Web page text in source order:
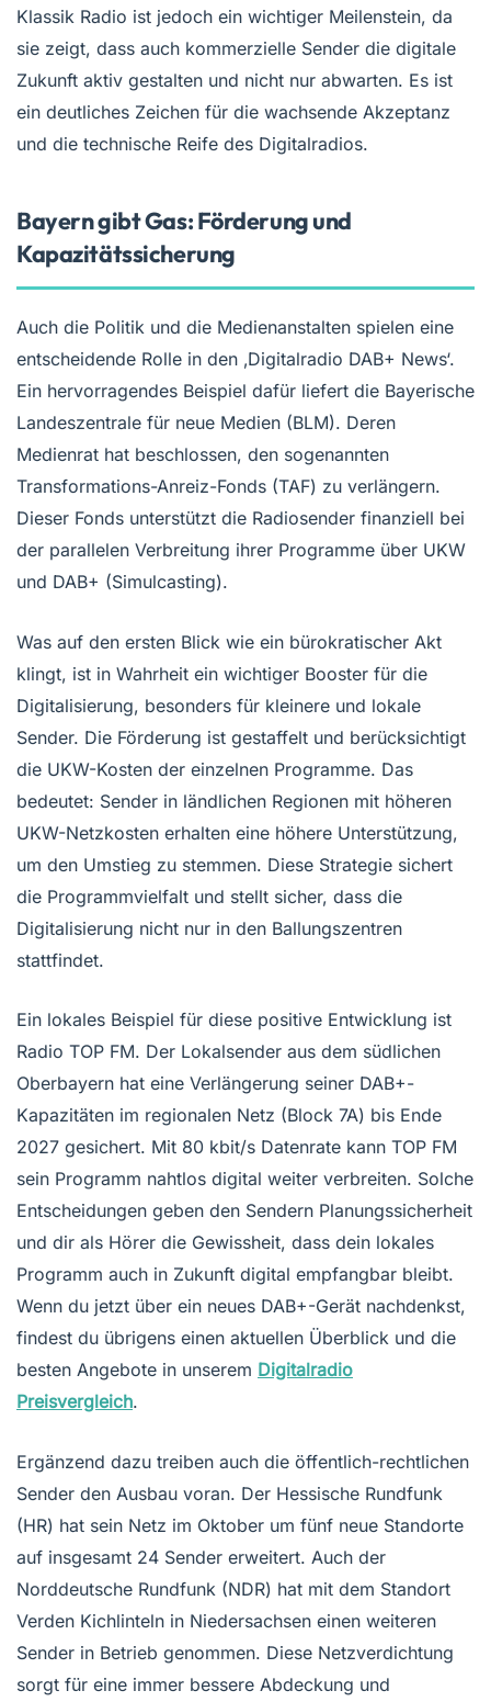
Klassik Radio ist jedoch ein wichtiger Meilenstein, da
sie zeigt, dass auch kommerzielle Sender die digitale
Zukunft aktiv gestalten und nicht nur abwarten. Es ist
ein deutliches Zeichen für die wachsende Akzeptanz
und die technische Reife des Digitalradios.
Bayern gibt Gas: Förderung und
Kapazitätssicherung
Auch die Politik und die Medienanstalten spielen eine
entscheidende Rolle in den ‚Digitalradio DAB+ News‘.
Ein hervorragendes Beispiel dafür liefert die Bayerische
Landeszentrale für neue Medien (BLM). Deren
Medienrat hat beschlossen, den sogenannten
Transformations-Anreiz-Fonds (TAF) zu verlängern.
Dieser Fonds unterstützt die Radiosender finanziell bei
der parallelen Verbreitung ihrer Programme über UKW
und DAB+ (Simulcasting).
Was auf den ersten Blick wie ein bürokratischer Akt
klingt, ist in Wahrheit ein wichtiger Booster für die
Digitalisierung, besonders für kleinere und lokale
Sender. Die Förderung ist gestaffelt und berücksichtigt
die UKW-Kosten der einzelnen Programme. Das
bedeutet: Sender in ländlichen Regionen mit höheren
UKW-Netzkosten erhalten eine höhere Unterstützung,
um den Umstieg zu stemmen. Diese Strategie sichert
die Programmvielfalt und stellt sicher, dass die
Digitalisierung nicht nur in den Ballungszentren
stattfindet.
Ein lokales Beispiel für diese positive Entwicklung ist
Radio TOP FM. Der Lokalsender aus dem südlichen
Oberbayern hat eine Verlängerung seiner DAB+-
Kapazitäten im regionalen Netz (Block 7A) bis Ende
2027 gesichert. Mit 80 kbit/s Datenrate kann TOP FM
sein Programm nahtlos digital weiter verbreiten. Solche
Entscheidungen geben den Sendern Planungssicherheit
und dir als Hörer die Gewissheit, dass dein lokales
Programm auch in Zukunft digital empfangbar bleibt.
Wenn du jetzt über ein neues DAB+-Gerät nachdenkst,
findest du übrigens einen aktuellen Überblick und die
besten Angebote in unserem Digitalradio
Preisvergleich.
Ergänzend dazu treiben auch die öffentlich-rechtlichen
Sender den Ausbau voran. Der Hessische Rundfunk
(HR) hat sein Netz im Oktober um fünf neue Standorte
auf insgesamt 24 Sender erweitert. Auch der
Norddeutsche Rundfunk (NDR) hat mit dem Standort
Verden Kichlinteln in Niedersachsen einen weiteren
Sender in Betrieb genommen. Diese Netzverdichtung
sorgt für eine immer bessere Abdeckung und